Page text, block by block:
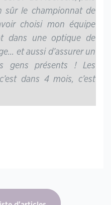
sûr le championnat de
choisi mon équipe
dans une optique de
et aussi d’assurer un
gens présents ! Les
dans 4 mois, c’est